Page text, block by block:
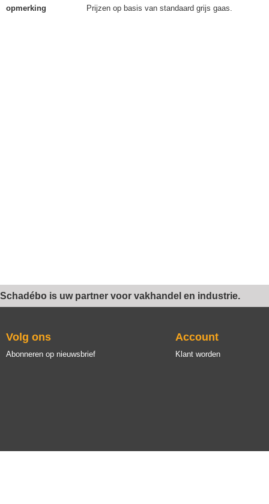
opmerking
Prijzen op basis van standaard grijs gaas.
Schadébo is uw partner voor vakhandel en industrie.
Volg ons
Abonneren op nieuwsbrief
Account
Klant worden